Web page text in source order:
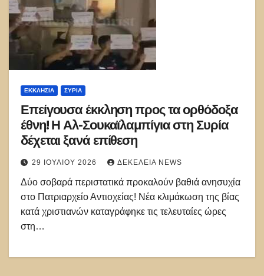
ΕΚΚΛΗΣΊΑ ΣΥΡΊΑ
Επείγουσα έκκληση προς τα ορθόδοξα
έθνη! Η Αλ-Σουκαϊλαμπίγια στη Συρία
δέχεται ξανά επίθεση
29 ΙΟΥΛΊΟΥ 2026 ΔΕΚΈΛΕΙΑ NEWS
Δύο σοβαρά περιστατικά προκαλούν βαθιά ανησυχία
στο Πατριαρχείο Αντιοχείας! Νέα κλιμάκωση της βίας
κατά χριστιανών καταγράφηκε τις τελευταίες ώρες
στη…